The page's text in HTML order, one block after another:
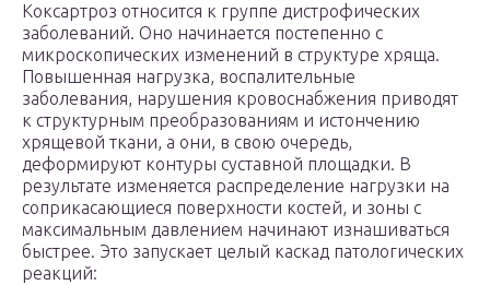
Коксартроз относится к группе дистрофических
заболеваний. Оно начинается постепенно с
микроскопических изменений в структуре хряща.
Повышенная нагрузка, воспалительные
заболевания, нарушения кровоснабжения приводят
к структурным преобразованиям и истончению
хрящевой ткани, а они, в свою очередь,
деформируют контуры суставной площадки. В
результате изменяется распределение нагрузки на
соприкасающиеся поверхности костей, и зоны с
максимальным давлением начинают изнашиваться
быстрее. Это запускает целый каскад патологических
реакций: